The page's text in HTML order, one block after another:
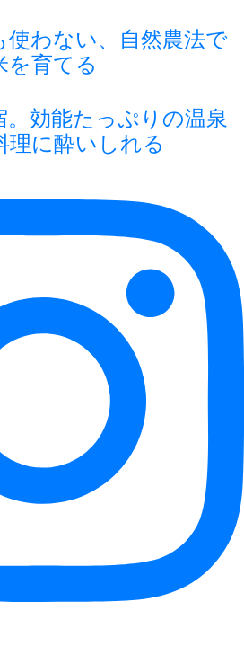
使わない、自然農法で
を育てる
。効能たっぷりの温泉
理に酔いしれる